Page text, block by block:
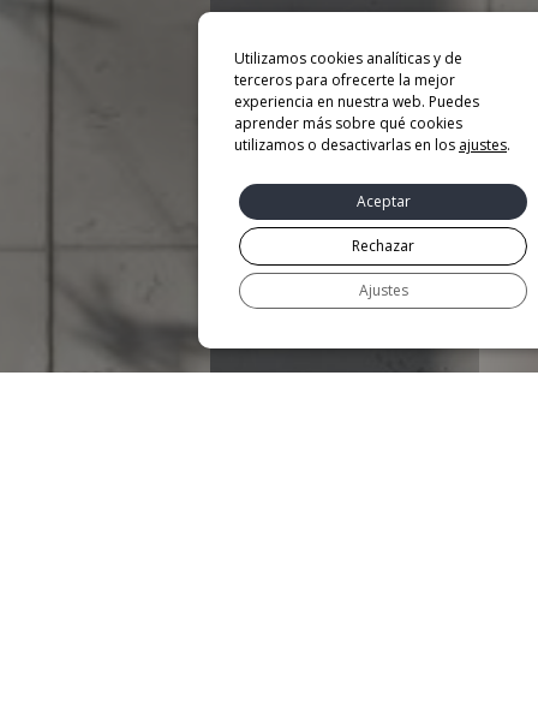
Utilizamos cookies analíticas y de
terceros para ofrecerte la mejor
experiencia en nuestra web. Puedes
aprender más sobre qué cookies
utilizamos o desactivarlas en los ajustes.
Aceptar
Rechazar
Ajustes